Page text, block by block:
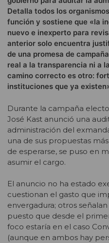
Detalla todos los
función y sostiene que «la
nuevo e inexperto para
anterior solo encuentra
de una promesa de
real a la transparencia ni a
camino correcto es otro:
instituciones que ya
Durante la campaña
José Kast anunció una
administración del
una de sus propuestas
de esperarse, se puso en
asumir el cargo.
El anuncio no ha estado
cuestionan el gasto que
envergadura; otros
puesto que desde el
foco estaría en el caso
(aunque en ambos hay